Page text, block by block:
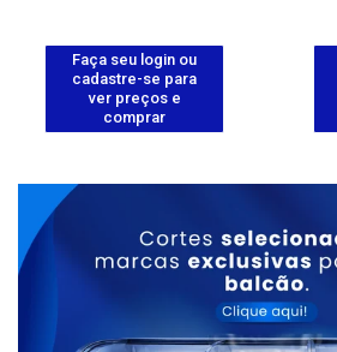
Faça seu login ou
cadastre-se para
ver preços e
comprar